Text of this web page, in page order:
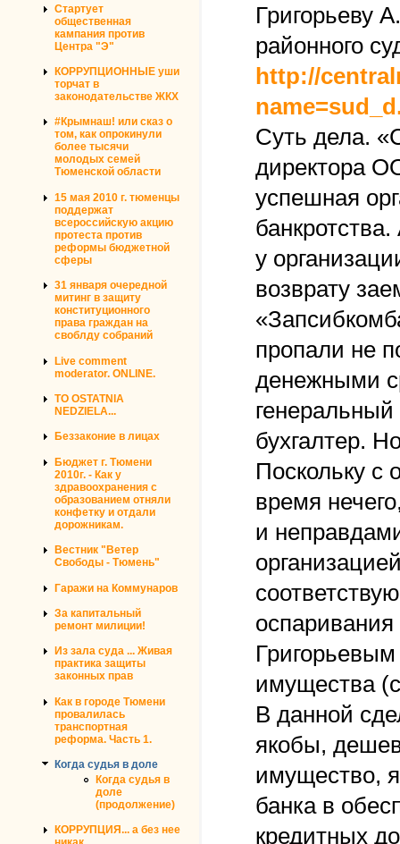
Стартует
общественная
кампания против
Центра "Э"
КОРРУПЦИОННЫЕ уши
торчат в
законодательстве ЖКХ
#Крымнаш! или сказ о
том, как опрокинули
более тысячи
молодых семей
Тюменской области
15 мая 2010 г. тюменцы
поддержат
всероссийскую акцию
протеста против
реформы бюджетной
сферы
31 января очередной
митинг в защиту
конституционного
права граждан на
своблду собраний
Live comment
moderator. ONLINE.
TO OSTATNIA
NEDZIELA...
Беззаконие в лицах
Бюджет г. Тюмени
2010г. - Как у
здравоохранения с
образованием отняли
конфетку и отдали
дорожникам.
Вестник "Ветер
Свободы - Тюмень"
Гаражи на Коммунаров
За капитальный
ремонт милиции!
Из зала суда ... Живая
практика защиты
законных прав
Как в городе Тюмени
провалилась
транспортная
реформа. Часть 1.
Когда судья в доле
Когда судья в
доле
(продолжение)
КОРРУПЦИЯ... а без нее
Григорьеву
районного
http://
Суть дела.
директора
успешная
у
возврату
пропали не
денежными
бухгалтер.
Поскольку с
время
и
имущества
В данной
якобы,
имущество,
банка в
кредитных